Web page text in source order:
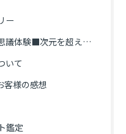
ー
験■次元を超えた体験
いて
客様の感想
鑑定